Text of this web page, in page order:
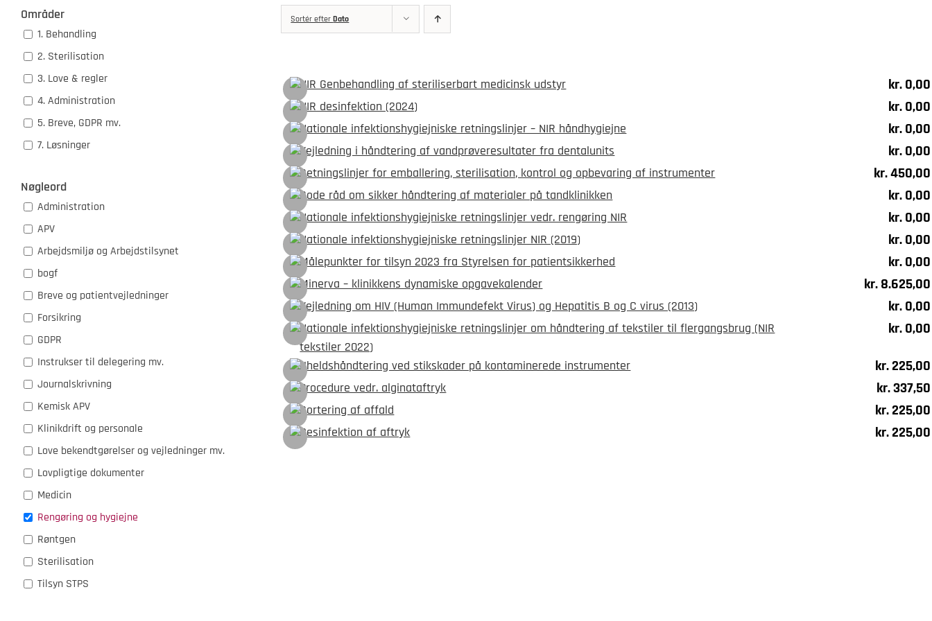
Sortér efterDato
NIR Genbehandling af steriliserbart medicinsk udstyr kr.0,00
NIR desinfektion (2024) kr.0,00
Nationale infektionshygiejniske retningslinjer – NIR håndhygiejne kr.0,00
Vejledning i håndtering af vandprøveresultater fra dentalunits kr.0,00
Retningslinjer for emballering, sterilisation, kontrol og opbevaring af instrumenter kr.450,00
Gode råd om sikker håndtering af materialer på tandklinikken kr.0,00
Nationale infektionshygiejniske retningslinjer vedr. rengøring NIR kr.0,00
Nationale infektionshygiejniske retningslinjer NIR (2019) kr.0,00
Målepunkter for tilsyn 2023 fra Styrelsen for patientsikkerhed kr.0,00
Minerva – klinikkens dynamiske opgavekalender kr.8.625,00
Vejledning om HIV (Human Immundefekt Virus) og Hepatitis B og C virus (2013) kr.0,00
Nationale infektionshygiejniske retningslinjer om håndtering af tekstiler til flergangsbrug (NIR
tekstiler 2022)
kr.0,00
Uheldshåndtering ved stikskader på kontaminerede instrumenter kr.225,00
Procedure vedr. alginataftryk kr.337,50
Sortering af affald kr.225,00
Desinfektion af aftryk kr.225,00
Områder
1. Behandling
2. Sterilisation
3. Love & regler
4. Administration
5. Breve, GDPR mv.
7. Løsninger
Nøgleord
Administration
APV
Arbejdsmiljø og Arbejdstilsynet
bogf
Breve og patientvejledninger
Forsikring
GDPR
Instrukser til delegering mv.
Journalskrivning
Kemisk APV
Klinikdrift og personale
Love bekendtgørelser og vejledninger mv.
Lovpligtige dokumenter
Medicin
Rengøring og hygiejne
Røntgen
Sterilisation
Tilsyn STPS